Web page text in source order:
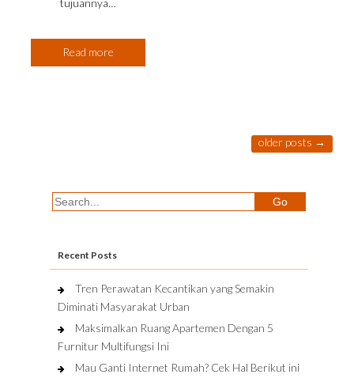
tujuannya…
Read more
older posts →
Recent Posts
Tren Perawatan Kecantikan yang Semakin
Diminati Masyarakat Urban
Maksimalkan Ruang Apartemen Dengan 5
Furnitur Multifungsi Ini
Mau Ganti Internet Rumah? Cek Hal Berikut ini